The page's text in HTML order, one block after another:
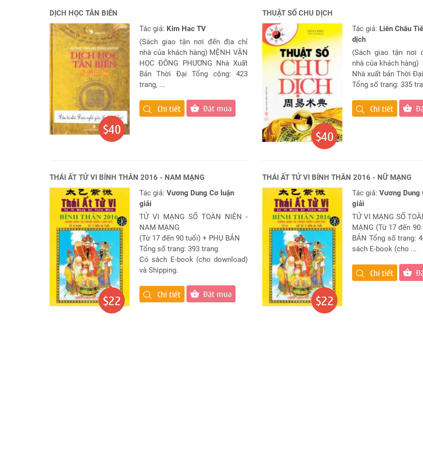
DỊCH HỌC TÂN BIÊN
$40
Tác giả: Kim Hac TV
(Sách giao tận nơi đến địa chỉ
nhà của khách hàng) MỆNH VẬN
HỌC ĐÔNG PHƯƠNG Nhà Xuất
Bản Thời Đại Tổng cộng: 423
trang, ...
Chi tiết Đặt mua
THUẬT SỐ CHU DỊCH
$40
Tác giả: Liên Châu
dịch
(Sách giao tận nơi
nhà của khách hàng)
Nhà xuất bản Thời Đại
Tổng số trang: 335
Chi tiết
THÁI ẤT TỬ VI BÍNH THÂN 2016 - NAM MẠNG
$22
Tác giả: Vương Dung Cơ luận
giải
TỬ VI MẠNG SỐ TOÀN NIÊN -
NAM MẠNG
(Từ 17 đến 90 tuổi) + PHỤ BẢN
Tổng số trang: 393 trang
Có sách E-book (cho download)
và Shipping.
Chi tiết Đặt mua
THÁI ẤT TỬ VI BÍNH THÂN 2016 - NỮ MẠNG
$22
Tác giả:Vương Dung
giải
TỬ VI MẠNG SỐ
MẠNG (Từ 17 đến 90
BẢN Tổng số trang:
sách E-book (cho ...
Chi tiết